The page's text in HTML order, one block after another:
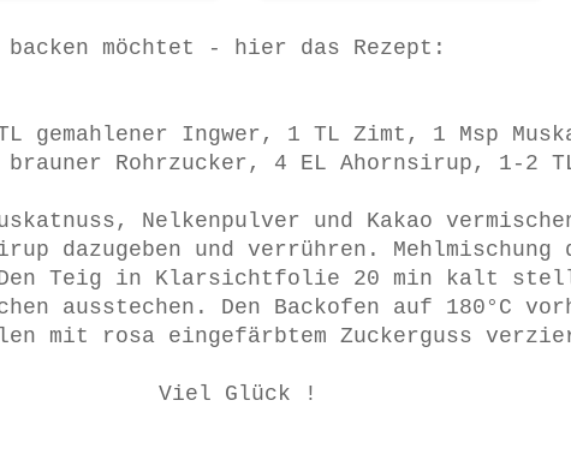
möchtet - hier das Rezept:
Ingwer, 1 TL Zimt, 1 Msp
Rohrzucker, 4 EL Ahornsirup, 1-2
Nelkenpulver und Kakao
dazugeben und verrühren. Mehlmischung
Den Teig in Klarsichtfolie 20 min kalt
ausstechen. Den Backofen auf 180°C
mit rosa eingefärbtem Zuckerguss
Viel Glück !